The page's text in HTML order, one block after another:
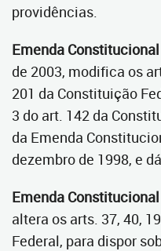
providências.
Emenda Constitucional
de 2003, modifica os
201 da Constituição
3 do art. 142 da
da Emenda
dezembro de 1998, e
Emenda Constitucional
altera os arts. 37, 40,
Federal, para dispor